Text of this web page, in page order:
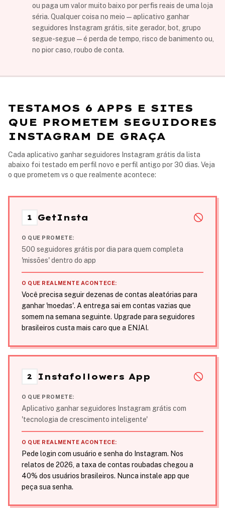
ou paga um valor muito baixo por perfis reais de uma loja
séria. Qualquer coisa no meio — aplicativo ganhar
seguidores Instagram grátis, site gerador, bot, grupo
segue-segue — é perda de tempo, risco de banimento ou,
no pior caso, roubo de conta.
TESTAMOS 6 APPS E SITES
QUE PROMETEM SEGUIDORES
INSTAGRAM DE GRAÇA
Cada aplicativo ganhar seguidores Instagram grátis da lista
abaixo foi testado em perfil novo e perfil antigo por 30 dias. Veja
o que prometem vs o que realmente acontece:
1 GetInsta
O QUE PROMETE:
500 seguidores grátis por dia para quem completa
'missões' dentro do app
O QUE REALMENTE ACONTECE:
Você precisa seguir dezenas de contas aleatórias para
ganhar 'moedas'. A entrega sai em contas vazias que
somem na semana seguinte. Upgrade para seguidores
brasileiros custa mais caro que a ENJAI.
2 Instafollowers App
O QUE PROMETE:
Aplicativo ganhar seguidores Instagram grátis com
'tecnologia de crescimento inteligente'
O QUE REALMENTE ACONTECE:
Pede login com usuário e senha do Instagram. Nos
relatos de 2026, a taxa de contas roubadas chegou a
40% dos usuários brasileiros. Nunca instale app que
peça sua senha.